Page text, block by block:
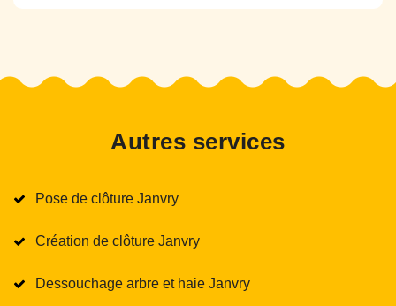
Autres services
Pose de clôture Janvry
Création de clôture Janvry
Dessouchage arbre et haie Janvry